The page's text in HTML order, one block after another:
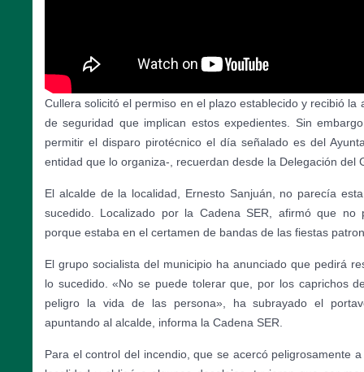
Cullera solicitó el permiso en el plazo establecido y recibió la
de seguridad que implican estos expedientes. Sin
permitir el disparo pirotécnico el día señalado es del
entidad que lo organiza-, recuerdan desde la Delegación del
El alcalde de la localidad, Ernesto Sanjuán, no parecía
sucedido. Localizado por la Cadena SER, afirmó que
porque estaba en el certamen de bandas de las fiestas
El grupo socialista del municipio ha anunciado que pedirá
lo sucedido. «No se puede tolerar que, por los caprichos
peligro la vida de las persona», ha subrayado el
apuntando al alcalde, informa la Cadena SER.
Para el control del incendio, que se acercó peligrosamente